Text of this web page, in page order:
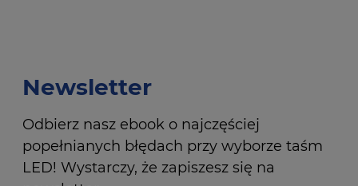
Newsletter
Odbierz nasz ebook o najczęściej
popełnianych błędach przy wyborze taśm
LED! Wystarczy, że zapiszesz się na